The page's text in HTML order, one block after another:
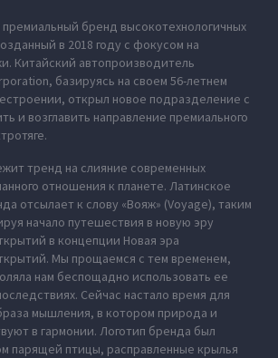
премиальный бренд высокотехнологичных
в 2018 году с фокусом на
Китайский автопроизводитель
базируясь на своем 56-летнем
открыл новое подразделение с
и возглавить направление премиального
тренд на слияние современных
отношения к планете. Латинское
отсылает к слову «Вояж» (Voyage), таким
начало путешествия в новую эру
в концепции Новая эра
Мы прощаемся с тем временем,
нам беспощадно использовать ее
Сейчас настало время для
мышления, в котором природа и
в гармонии. Логотип бренда был
парящей птицы, расправленные крылья